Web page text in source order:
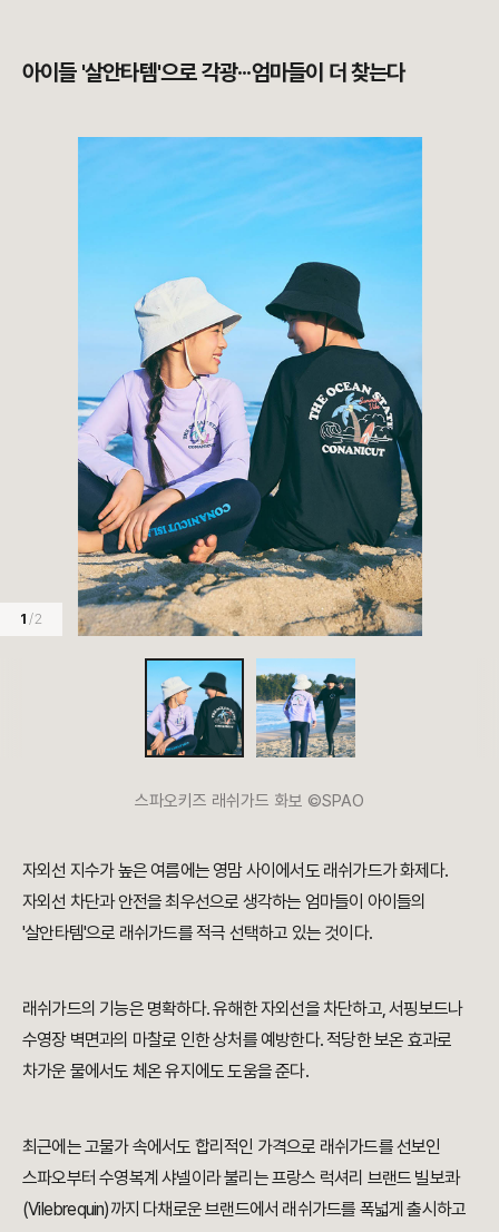
아이들 '살안타템'으로 각광···엄마들이 더 찾는다
1 / 2
스파오키즈 래쉬가드 화보 ©SPAO
자외선 지수가 높은 여름에는 영맘 사이에서도 래쉬가드가 화제다.
자외선 차단과 안전을 최우선으로 생각하는 엄마들이 아이들의
'살안타템'으로 래쉬가드를 적극 선택하고 있는 것이다.
래쉬가드의 기능은 명확하다. 유해한 자외선을 차단하고, 서핑보드나
수영장 벽면과의 마찰로 인한 상처를 예방한다. 적당한 보온 효과로
차가운 물에서도 체온 유지에도 도움을 준다.
최근에는 고물가 속에서도 합리적인 가격으로 래쉬가드를 선보인
스파오부터 수영복계 샤넬이라 불리는 프랑스 럭셔리 브랜드 빌보콰
(Vilebrequin)까지 다채로운 브랜드에서 래쉬가드를 폭넓게 출시하고